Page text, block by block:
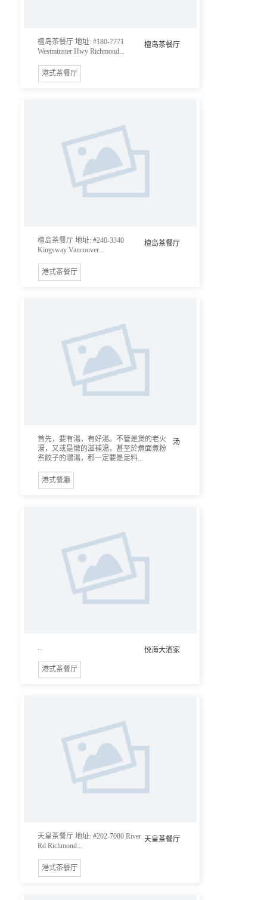
檀岛茶餐厅
檀岛茶餐厅 地址: #180-7771
Westminster Hwy Richmond...
港式茶餐厅
檀岛茶餐厅
檀岛茶餐厅 地址: #240-3340
Kingsway Vancouver...
港式茶餐厅
汤
首先，要有湯，有好湯。不管是煲的老火
湯，又或是燉的滋補湯，甚至於煮面煮粉
煮餃子的濃湯，都一定要是足料...
港式餐廳
悦海大酒家
港式茶餐厅
天皇茶餐厅
天皇茶餐厅 地址: #202-7080 River
Rd Richmond...
港式茶餐厅